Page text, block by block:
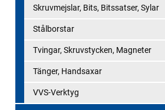
Skruvmejslar, Bits, Bitssatser, Sylar
Stålborstar
Tvingar, Skruvstycken, Magneter
Tänger, Handsaxar
VVS-Verktyg